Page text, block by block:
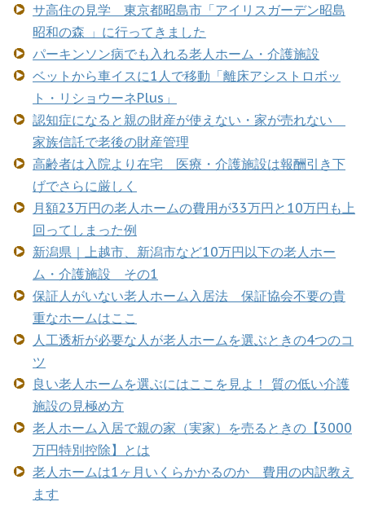
サ高住の見学 東京都昭島市「アイリスガーデン昭島
昭和の森 」に行ってきました
パーキンソン病でも入れる老人ホーム・介護施設
ベットから車イスに1人で移動「離床アシストロボッ
ト・リショウーネPlus」
認知症になると親の財産が使えない・家が売れない
家族信託で老後の財産管理
高齢者は入院より在宅 医療・介護施設は報酬引き下
げでさらに厳しく
月額23万円の老人ホームの費用が33万円と10万円も上
回ってしまった例
新潟県｜上越市、新潟市など10万円以下の老人ホー
ム・介護施設 その1
保証人がいない老人ホーム入居法 保証協会不要の貴
重なホームはここ
人工透析が必要な人が老人ホームを選ぶときの4つのコ
ツ
良い老人ホームを選ぶにはここを見よ！ 質の低い介護
施設の見極め方
老人ホーム入居で親の家（実家）を売るときの【3000
万円特別控除】とは
老人ホームは1ヶ月いくらかかるのか 費用の内訳教え
ます